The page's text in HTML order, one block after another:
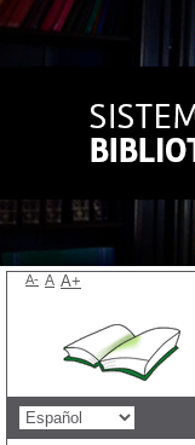
A- A A+